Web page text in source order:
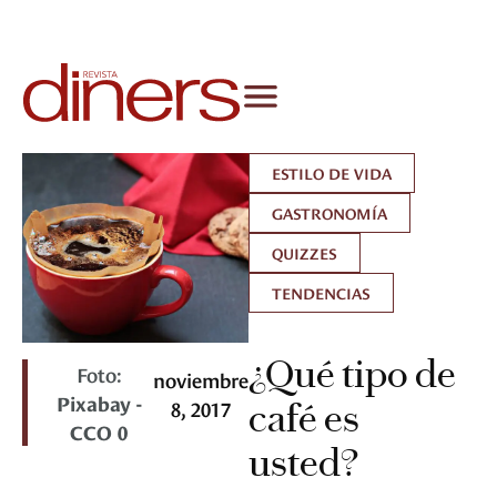
Foto:
Pixabay -
CCO 0
noviembre
8, 2017
ESTILO DE VIDA
GASTRONOMÍA
QUIZZES
TENDENCIAS
¿Qué tipo de
café es
usted?